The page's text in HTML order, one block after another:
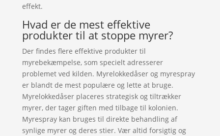
effekt.
Hvad er de mest effektive
produkter til at stoppe myrer?
Der findes flere effektive produkter til
myrebekæmpelse, som specielt adresserer
problemet ved kilden. Myrelokkedåser og myrespray
er blandt de mest populære og lette at bruge.
Myrelokkedåser placeres strategisk og tiltrækker
myrer, der tager giften med tilbage til kolonien.
Myrespray kan bruges til direkte behandling af
synlige myrer og deres stier. Vær altid forsigtig og